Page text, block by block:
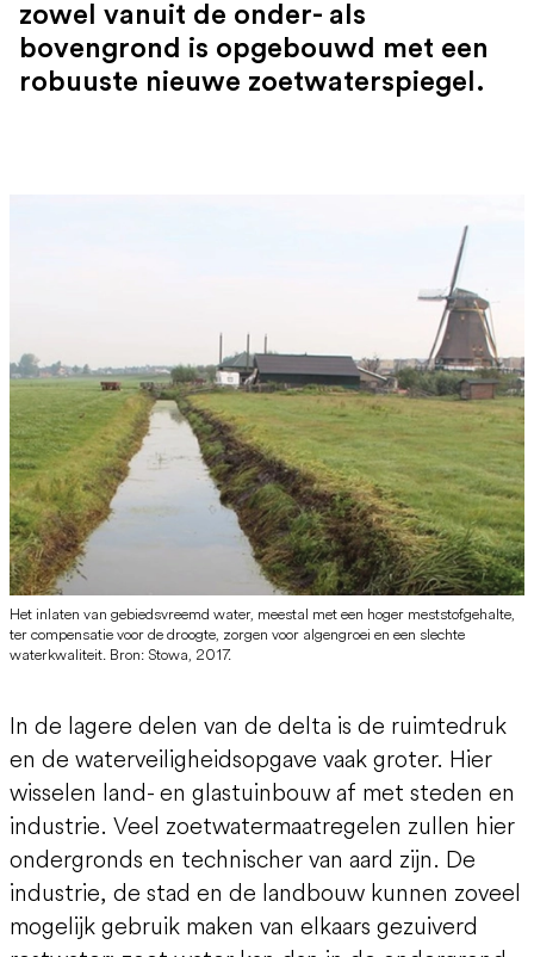
zowel vanuit de onder- als
bovengrond is opgebouwd met een
robuuste nieuwe zoetwaterspiegel.
Het inlaten van gebiedsvreemd water, meestal met een hoger meststofgehalte,
ter compensatie voor de droogte, zorgen voor algengroei en een slechte
waterkwaliteit. Bron: Stowa, 2017.
In de lagere delen van de delta is de ruimtedruk
en de waterveiligheidsopgave vaak groter. Hier
wisselen land- en glastuinbouw af met steden en
industrie. Veel zoetwatermaatregelen zullen hier
ondergronds en technischer van aard zijn. De
industrie, de stad en de landbouw kunnen zoveel
mogelijk gebruik maken van elkaars gezuiverd